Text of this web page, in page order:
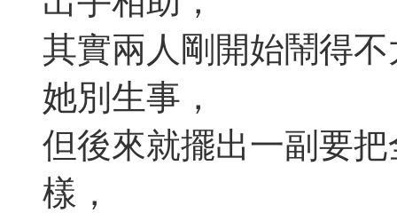
其實兩人剛開始鬧得
她別生事，
但後來就擺出一副要
樣，